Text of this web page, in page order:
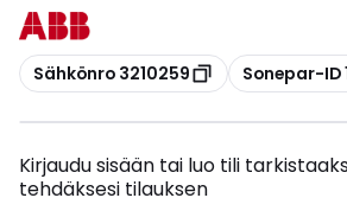
Kopioi
Sähkönro 3210259 Kopioi
Sonepar-ID
Kirjaudu sisään tai luo tili
tehdäksesi tilauksen